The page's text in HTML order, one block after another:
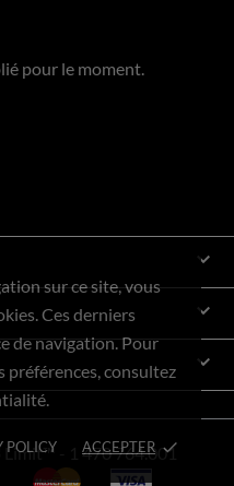
sur ce site, vous
Ces derniers
de navigation. Pour
préférences, consultez
POLICY ACCEPTER done
pour le moment.



Limit™ - 1 470 764.001